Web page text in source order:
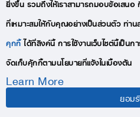
COPYRIGHTS © 2020
ยิ่งขึ้น รวมถึงให้เราสามารถมอบข้อเสนอ
ที่เหมาะสมให้กับคุณอย่างเป็นส่วนตัว ท่า
คุกกี้ได้ที่ลิงค์นี้ การใช้งานเว็บไซต์นี้เป็น
จัดเก็บคุ้กกี้ตามนโยบายที่แจ้งในเบื้องต้น
Learn More
ยอม